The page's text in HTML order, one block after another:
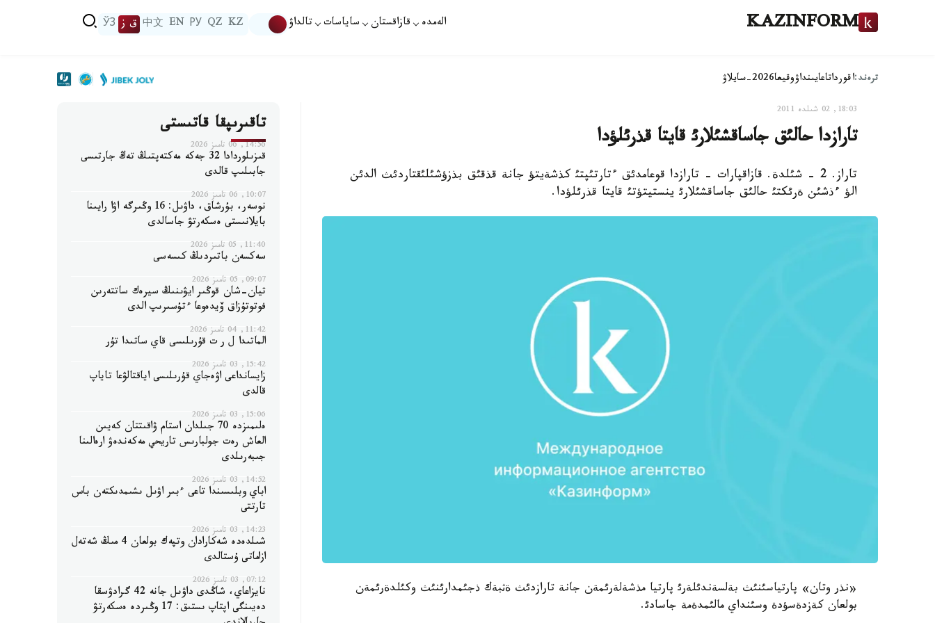
KAZINFORM الەمدە قازاقستان ساياسات تالداۋ KZ
QZ
РУ
EN
中文 ق ز ЎЗ
ترەند:اقورداتاعايىنداۋوقيعا2026-سايلاۋ
18:03, 02 شىلدە 2011
تارازدا حالئق جاساقشئلارئ قايتا قذرئلؤدا
تاراز. 2 - شئلدة. قازاقپارات - تارازدا قوعامدئق ءتارتئپتئ كذشةيتؤ جانة قذقئق بذزؤشئلئقتاردئث الدئن
الؤ ءذشئن ةرئكتئ حالئق جاساقشئلارئ ينستيتؤتئ قايتا قذرئلؤدا.
«نذر وتان» پارتياسئنئث بةلسةندئلةرئ پارتيا مذشةلةرئمةن جانة تارازدئث ةثبةك ذجئمدارئنئث وكئلدةرئمةن
بولعان كةزدةسؤدة وسئنداي مالئمدةمة جاسادئ.
تاقىرىپقا قاتىستى
14:56, 06 تامىز 2026
قىزىلوردادا 32 جەكە مەكتەپتىڭ تەڭ جارتىسى
جابىلىپ قالدى
10:07, 06 تامىز 2026
نوسەر، بۇرشاق، داۋىل: 16 وڭىرگە اۋا رايىنا
بايلانىستى ەسكەرتۋ جاسالدى
11:40, 05 تامىز 2026
سەكسەن باتىردىڭ كىسەسى
09:07, 05 تامىز 2026
تيان-شان قوڭىر ايۋىنىڭ سيرەك ساتتەرىن
فوتوتۇزاق ۆيدەوعا ءتۇسىرىپ الدى
11:42, 04 تامىز 2026
الماتىدا ل ر ت قۇرىلىسى قاي ساتىدا تۇر
15:42, 03 تامىز 2026
زايسانداعى اۋەجاي قۇرىلىسى اياقتالۋعا تاياپ
قالدى
15:06, 03 تامىز 2026
ەلىمىزدە 70 جىلدان استام ۋاقىتتان كەيىن
العاش رەت جولبارىس تاريحي مەكەندەۋ ارەالىنا
جىبەرىلدى
14:52, 03 تامىز 2026
اباي وبلىسىندا تاعى ءبىر اۋىل ىشىمدىكتەن باس
تارتتى
14:23, 03 تامىز 2026
شىلدەدە شەكارادان وتپەك بولعان 4 مىڭ شەتەل
ازاماتى ۇستالدى
07:12, 03 تامىز 2026
نايزاعاي، شاڭدى داۋىل جانە 42 گرادۋسقا
دەيىنگى اپتاپ ىستىق: 17 وڭىردە ەسكەرتۋ